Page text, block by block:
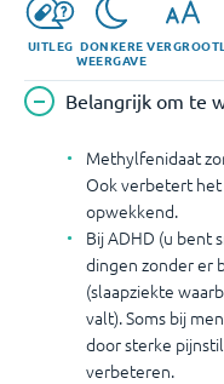
UITLEG DONKERE
WEERGAVE
VERGROOT
Belangrijk om te
Methylfenidaat
Ook verbetert
opwekkend.
Bij ADHD (u bent
dingen zonder er
(slaapziekte
valt). Soms bij
door sterke
verbeteren.